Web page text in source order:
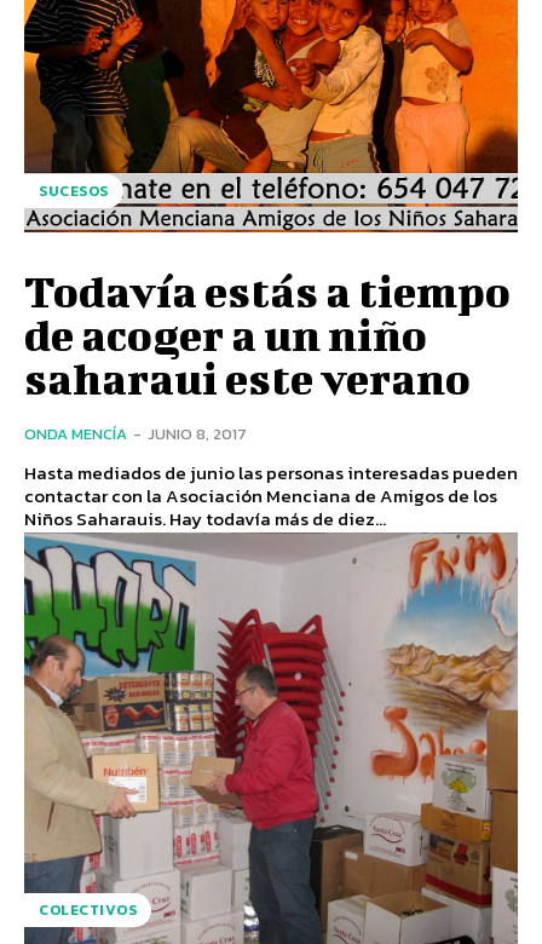
SUCESOS
Todavía estás a tiempo
de acoger a un niño
saharaui este verano
ONDA MENCÍA - JUNIO 8, 2017
Hasta mediados de junio las personas interesadas pueden
contactar con la Asociación Menciana de Amigos de los
Niños Saharauis. Hay todavía más de diez...
COLECTIVOS